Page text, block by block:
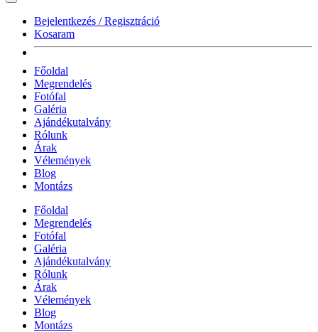
Bejelentkezés / Regisztráció
Kosaram
Főoldal
Megrendelés
Fotófal
Galéria
Ajándékutalvány
Rólunk
Árak
Vélemények
Blog
Montázs
Főoldal
Megrendelés
Fotófal
Galéria
Ajándékutalvány
Rólunk
Árak
Vélemények
Blog
Montázs